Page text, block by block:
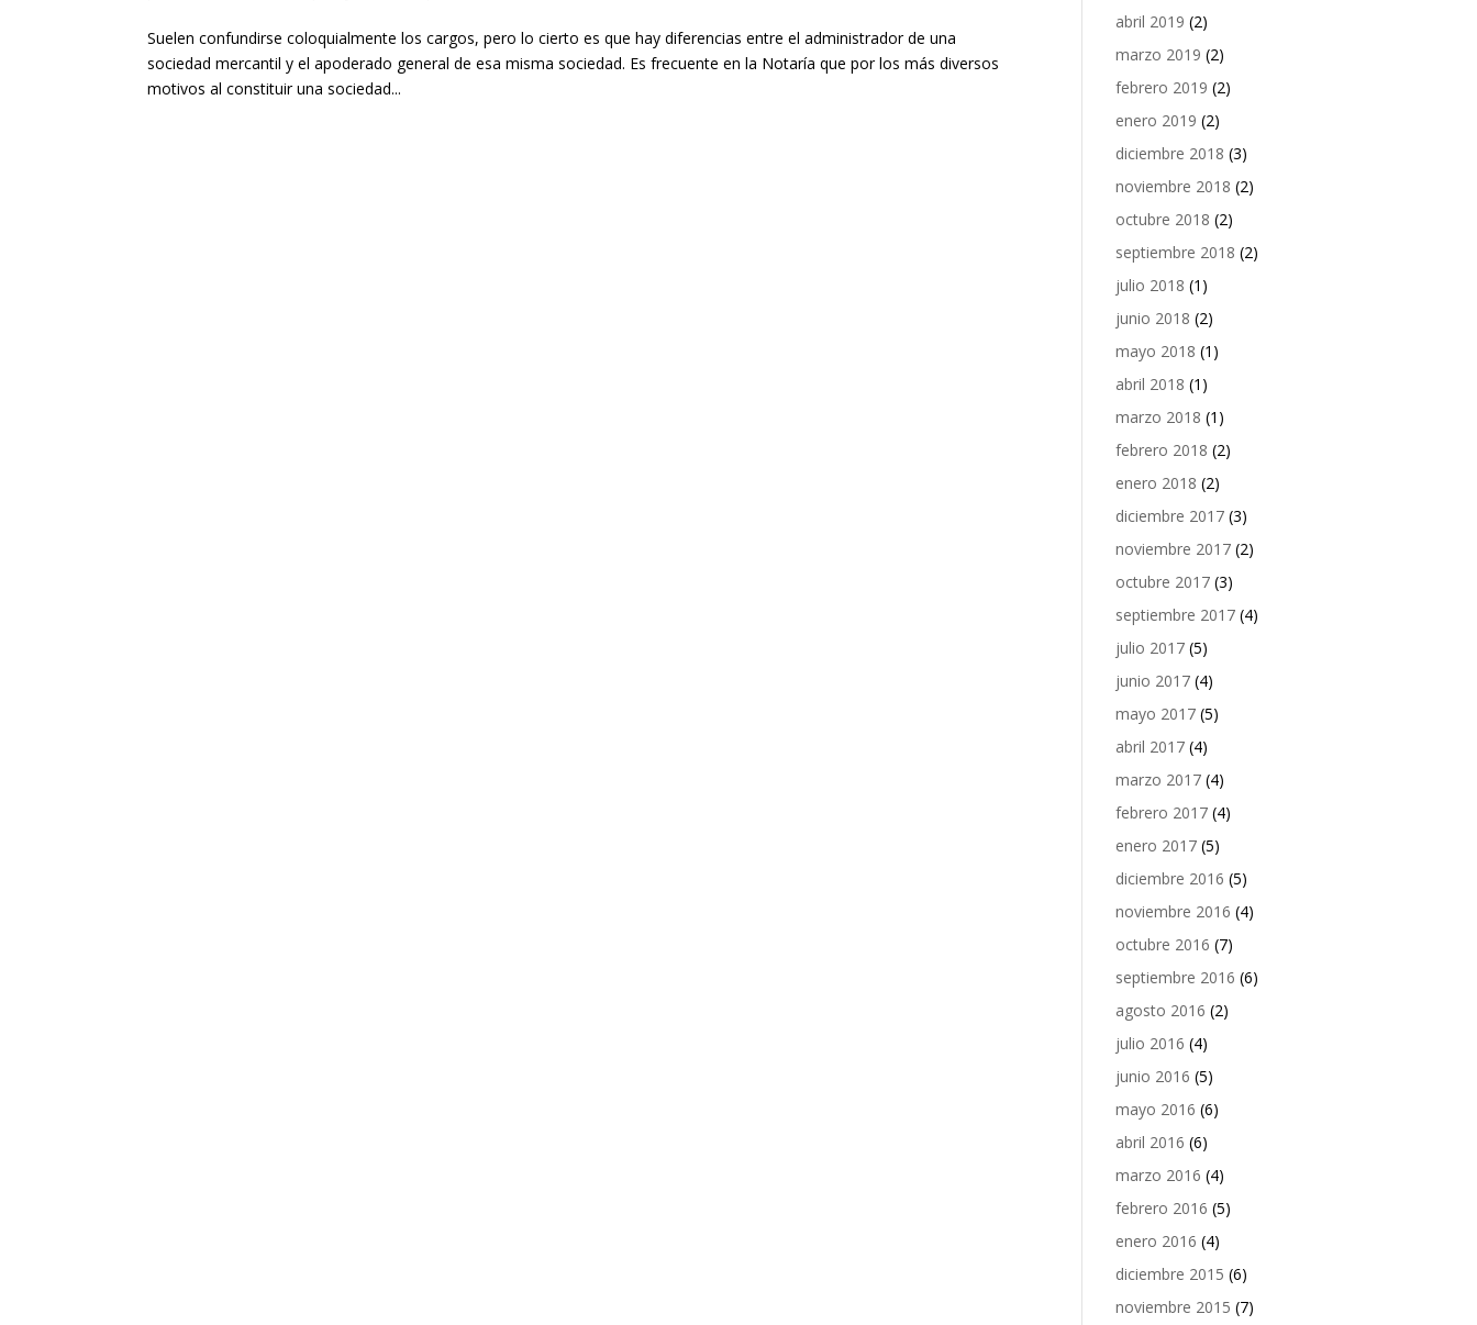
Suelen confundirse coloquialmente los cargos, pero lo cierto es que hay diferencias entre el administrador de una
sociedad mercantil y el apoderado general de esa misma sociedad. Es frecuente en la Notaría que por los más diversos
motivos al constituir una sociedad...
abril 2019 (2)
marzo 2019 (2)
febrero 2019 (2)
enero 2019 (2)
diciembre 2018 (3)
noviembre 2018 (2)
octubre 2018 (2)
septiembre 2018 (2)
julio 2018 (1)
junio 2018 (2)
mayo 2018 (1)
abril 2018 (1)
marzo 2018 (1)
febrero 2018 (2)
enero 2018 (2)
diciembre 2017 (3)
noviembre 2017 (2)
octubre 2017 (3)
septiembre 2017 (4)
julio 2017 (5)
junio 2017 (4)
mayo 2017 (5)
abril 2017 (4)
marzo 2017 (4)
febrero 2017 (4)
enero 2017 (5)
diciembre 2016 (5)
noviembre 2016 (4)
octubre 2016 (7)
septiembre 2016 (6)
agosto 2016 (2)
julio 2016 (4)
junio 2016 (5)
mayo 2016 (6)
abril 2016 (6)
marzo 2016 (4)
febrero 2016 (5)
enero 2016 (4)
diciembre 2015 (6)
noviembre 2015 (7)